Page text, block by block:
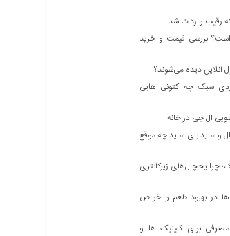
رقیب واردات شد
بررسی قیمت و خرید
دیده می‌شوند؟
سبک چه کتونی هایی
ال جی در خانه
و ساید بای ساید چه موقع
یخچال‌های زیرکانتری
‌ها در بهبود طعم و خواص
برای کلینیک ها و